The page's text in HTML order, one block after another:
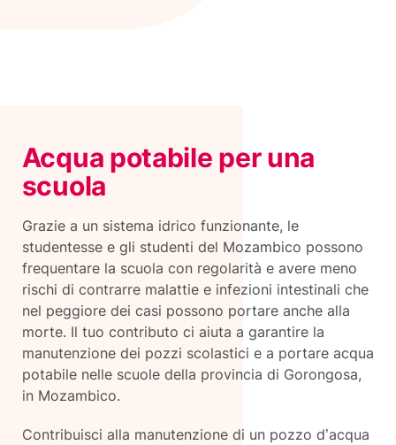
Acqua potabile per una
scuola
Grazie a un sistema idrico funzionante, le
studentesse e gli studenti del Mozambico possono
frequentare la scuola con regolarità e avere meno
rischi di contrarre malattie e infezioni intestinali che
nel peggiore dei casi possono portare anche alla
morte. Il tuo contributo ci aiuta a garantire la
manutenzione dei pozzi scolastici e a portare acqua
potabile nelle scuole della provincia di Gorongosa,
in Mozambico.
Contribuisci alla manutenzione di un pozzo d’acqua